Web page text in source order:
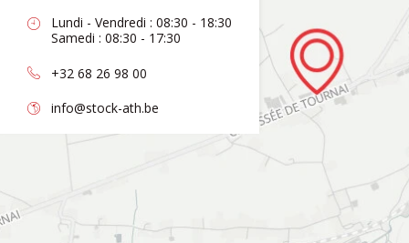
Lundi - Vendredi : 08:30 - 18:30
Samedi : 08:30 - 17:30
+32 68 26 98 00
info@stock-ath.be